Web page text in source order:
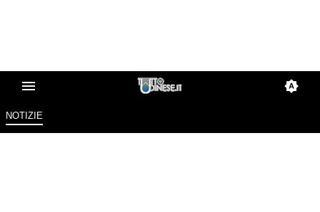
NOTIZIE